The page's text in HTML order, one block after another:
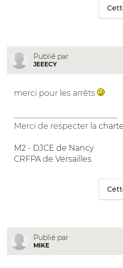
Publié par
JEEECY
merci pour les arrêts
Merci de respecter la
M2 - DJCE de Nancy
CRFPA de Versailles
Publié par
MIKE